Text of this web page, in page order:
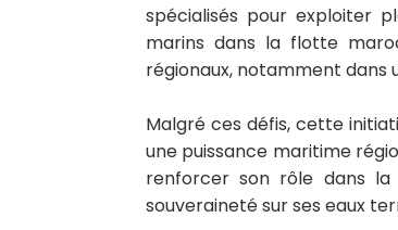
spécialisés pour exploiter
marins dans la flotte
régionaux, notamment dans
Malgré ces défis, cette
une puissance maritime
renforcer son rôle dans
souveraineté sur ses eaux